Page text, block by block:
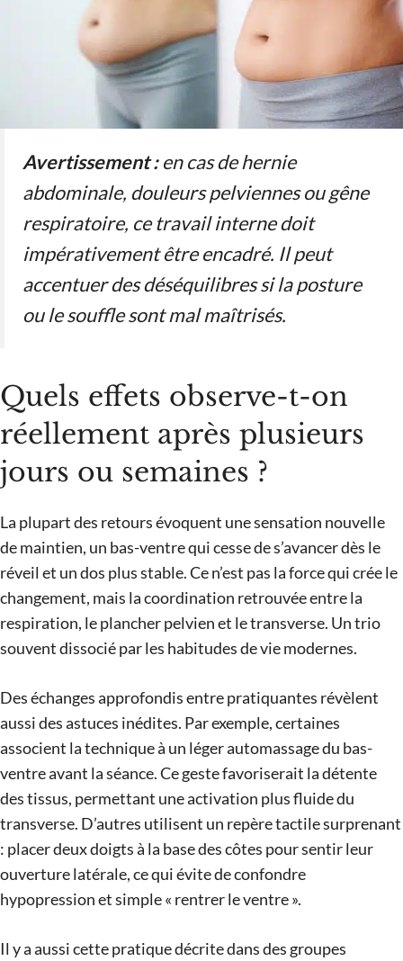
Avertissement :en cas de hernie
abdominale, douleurs pelviennes ou gêne
respiratoire, ce travail interne doit
impérativement être encadré. Il peut
accentuer des déséquilibres si la posture
ou le souffle sont mal maîtrisés.
Quels effets observe-t-on
réellement après plusieurs
jours ou semaines ?
La plupart des retours évoquent une sensation nouvelle
de maintien, un bas-ventre qui cesse de s’avancer dès le
réveil et un dos plus stable. Ce n’est pas la force qui crée le
changement, mais la coordination retrouvée entre la
respiration, le plancher pelvien et le transverse. Un trio
souvent dissocié par les habitudes de vie modernes.
Des échanges approfondis entre pratiquantes révèlent
aussi des astuces inédites. Par exemple, certaines
associent la technique à un léger automassage du bas-
ventre avant la séance. Ce geste favoriserait la détente
des tissus, permettant une activation plus fluide du
transverse. D’autres utilisent un repère tactile surprenant
: placer deux doigts à la base des côtes pour sentir leur
ouverture latérale, ce qui évite de confondre
hypopression et simple « rentrer le ventre ».
Il y a aussi cette pratique décrite dans des groupes